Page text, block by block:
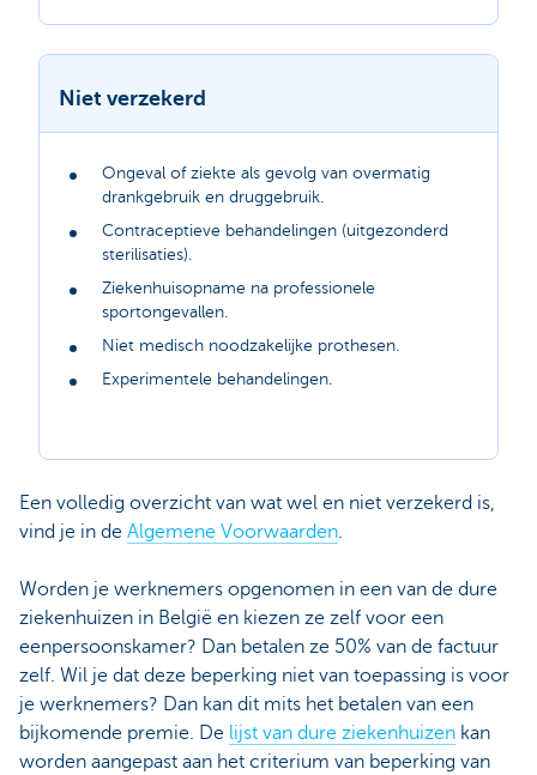
Niet verzekerd
Ongeval of ziekte als gevolg van overmatig
drankgebruik en druggebruik.
Contraceptieve behandelingen (uitgezonderd
sterilisaties).
Ziekenhuisopname na professionele
sportongevallen.
Niet medisch noodzakelijke prothesen.
Experimentele behandelingen.
Een volledig overzicht van wat wel en niet verzekerd is,
vind je in de Algemene Voorwaarden.
Worden je werknemers opgenomen in een van de dure
ziekenhuizen in België en kiezen ze zelf voor een
eenpersoonskamer? Dan betalen ze 50% van de factuur
zelf. Wil je dat deze beperking niet van toepassing is voor
je werknemers? Dan kan dit mits het betalen van een
bijkomende premie. De lijst van dure ziekenhuizen kan
worden aangepast aan het criterium van beperking van